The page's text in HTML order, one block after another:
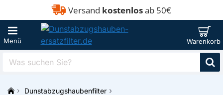
Versand kostenlosab 50€
Was
Dunstabzugshaubenfilter